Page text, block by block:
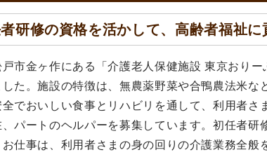
研修の資格を活かして、高齢者福祉
市金ヶ作にある「介護老人保健施設 東京おり
た。施設の特徴は、無農薬野菜や合鴨農法米な
でおいしい食事とリハビリを通して、利用者さ
、パートのヘルパーを募集しています。初任者
仕事は、利用者さまの身の回りの介護業務全